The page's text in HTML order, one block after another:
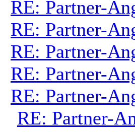
RE: Partner-
RE: Partner-
RE: Partner-
RE: Partner-
RE: Partner-
RE: Partner-